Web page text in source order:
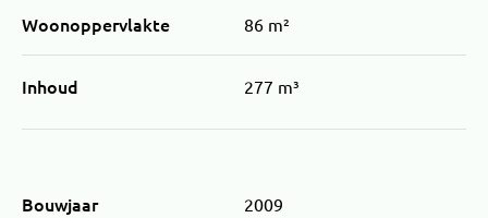
Woonoppervlakte 86 m²
Inhoud 277 m³
Bouwjaar 2009